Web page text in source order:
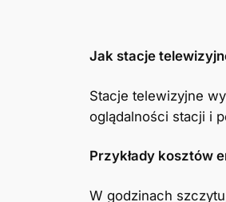
Jak stacje
Stacje telewizyjne
oglądalności stacji i
Przykłady kosztów
W godzinach